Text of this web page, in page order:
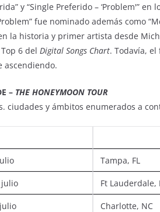
y “Single Preferido – ‘Problem'”
fue nominado además como
la historia y primer artista desde
6 del Digital Songs Chart. Todavía,
ascendiendo.
– THE HONEYMOON TOUR
ciudades y ámbitos enumerados a
Tampa, FL
julio Ft Lauderdale,
Charlotte, NC